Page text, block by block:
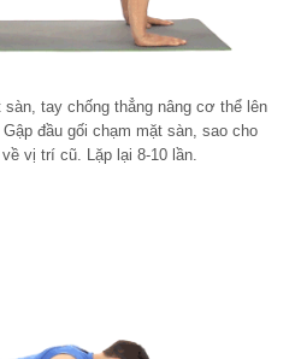
tay chống thẳng nâng cơ thể lên
đầu gối chạm mặt sàn, sao cho
vị trí cũ. Lặp lại 8-10 lần.